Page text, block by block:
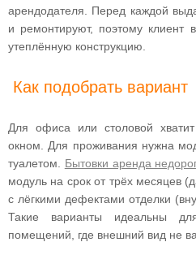
арендодателя. Перед каждой
и ремонтируют, поэтому клиент
утеплённую конструкцию.
Как подобрать вариант
Для офиса или столовой
окном. Для проживания нужна
туалетом. Бытовки аренда
модуль на срок от трёх месяцев
с лёгкими дефектами отделки
Такие варианты идеальны
помещений, где внешний вид не